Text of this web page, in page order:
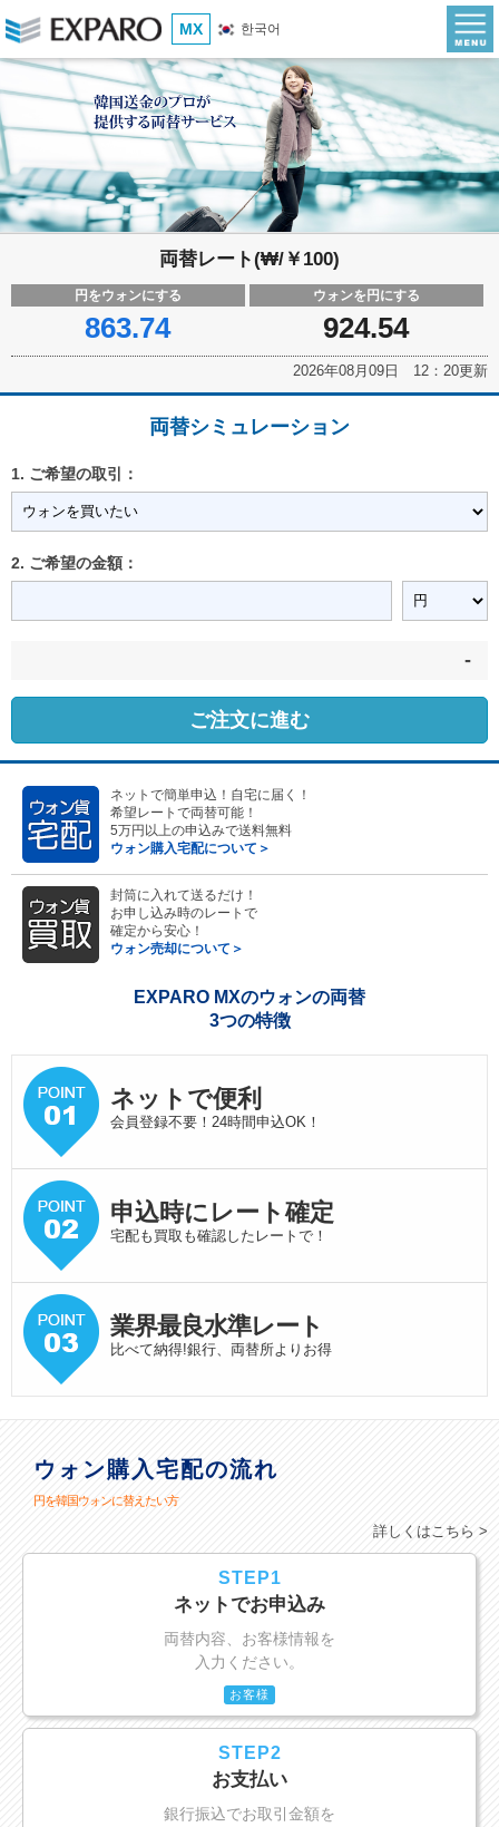
MX 한국어
両替レート(₩/￥100)
円をウォンにする
863.74
ウォンを円にする
924.54
2026年08月09日 12：20更新
両替シミュレーション
1. ご希望の取引：
2. ご希望の金額：
-
ご注文に進む
ネットで簡単申込！自宅に届く！
希望レートで両替可能！
5万円以上の申込みで送料無料
ウォン購入宅配について＞
封筒に入れて送るだけ！
お申し込み時のレートで
確定から安心！
ウォン売却について＞
EXPARO MXのウォンの両替
3つの特徴
ネットで便利
会員登録不要！24時間申込OK！
申込時にレート確定
宅配も買取も確認したレートで！
業界最良水準レート
比べて納得!銀行、両替所よりお得
ウォン購入宅配の流れ
円を韓国ウォンに替えたい方
詳しくはこちら >
STEP1
ネットでお申込み
両替内容、お客様情報を
入力ください。
お客様
STEP2
お支払い
銀行振込でお取引金額を